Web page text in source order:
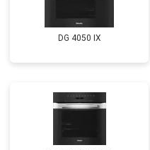
DG 4050 IX